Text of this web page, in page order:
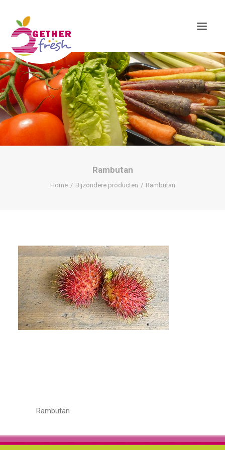
Home
Over ons
Assortiment
Contact
Rambutan
Home Bijzondere producten Rambutan
Rambutan